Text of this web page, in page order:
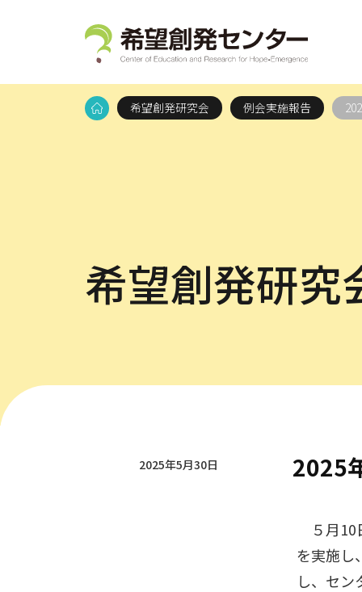
希望創発研究会 例会実施報告
希望創発研究
2025年5月30日 2025
５月10
を実施し
し、セ